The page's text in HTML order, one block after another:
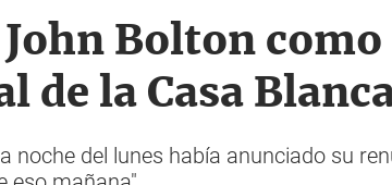
Bolton como
de la Casa
noche del lunes había anunciado su